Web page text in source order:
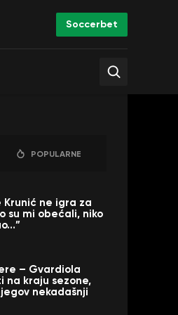
Soccerbet
POPULARNE
Krunić ne igra za
su mi obećali, niko
– Gvardiola
na kraju sezone,
nekadašnji